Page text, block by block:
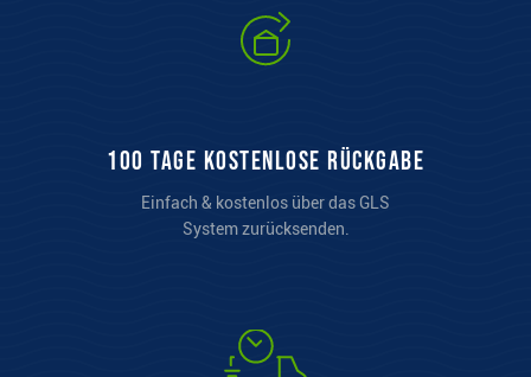
100 Tage kostenlose Rückgabe
Einfach & kostenlos über das GLS
System zurücksenden.